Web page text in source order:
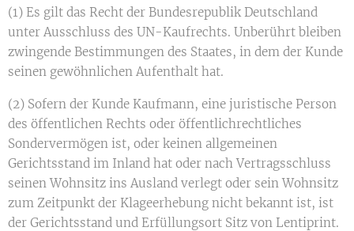
(1) Es gilt das Recht der Bundesrepublik Deutschland
unter Ausschluss des UN-Kaufrechts. Unberührt bleiben
zwingende Bestimmungen des Staates, in dem der Kunde
seinen gewöhnlichen Aufenthalt hat.
(2) Sofern der Kunde Kaufmann, eine juristische Person
des öffentlichen Rechts oder öffentlichrechtliches
Sondervermögen ist, oder keinen allgemeinen
Gerichtsstand im Inland hat oder nach Vertragsschluss
seinen Wohnsitz ins Ausland verlegt oder sein Wohnsitz
zum Zeitpunkt der Klageerhebung nicht bekannt ist, ist
der Gerichtsstand und Erfüllungsort Sitz von Lentiprint.